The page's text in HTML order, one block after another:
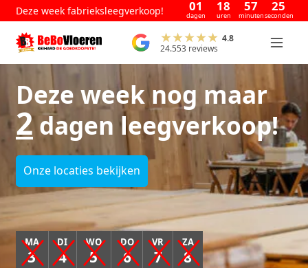
Deze week fabrieksleegverkoop! 01
dagen
18
uren
57
minuten
24
seconden
4.8
24.553 reviews
Deze week nog maar
2dagen leegverkoop!
Onze locaties bekijken
MA
3
DI
4
WO
5
DO
6
VR
7
ZA
8